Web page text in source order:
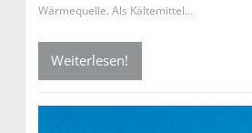
Wärmequelle. Als Kältemittel…
Weiterlesen!